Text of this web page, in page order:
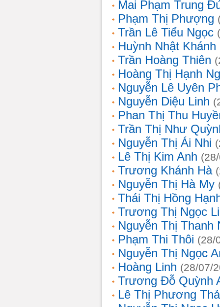
Mai Phạm Trung
Phạm Thị Phượng
Trần Lê Tiểu Ngọc
Huỳnh Nhật Khánh
Trần Hoàng Thiên
Hoàng Thị Hạnh
Nguyễn Lê Uyên
Nguyễn Diệu Linh
Phan Thị Thu
Trần Thị Như
Nguyễn Thị Ái Nhi
Lê Thị Kim Anh
Trương Khánh Hà
Nguyễn Thị Hà My
Thái Thị Hồng
Trương Thị Ngọc
Nguyễn Thị Thanh
Phạm Thi Thôi (28/
Nguyễn Thị Ngọc
Hoàng Linh (28/07/
Trương Đỗ Quỳnh
Lê Thị Phương